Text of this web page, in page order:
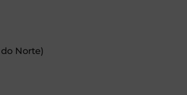
Norte)